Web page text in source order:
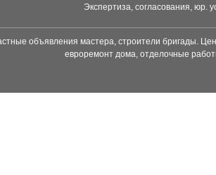
Экспертиза, согласования, юр.
объявления мастера, строители бригады.
евроремонт дома, отделочные